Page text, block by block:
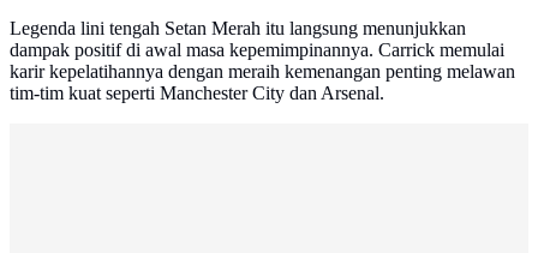
Legenda lini tengah Setan Merah itu langsung menunjukkan
dampak positif di awal masa kepemimpinannya. Carrick memulai
karir kepelatihannya dengan meraih kemenangan penting melawan
tim-tim kuat seperti Manchester City dan Arsenal.